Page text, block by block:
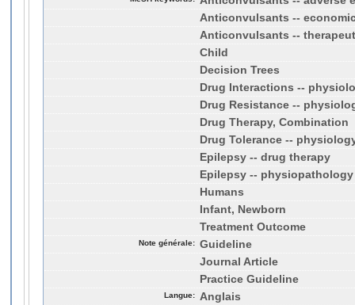
Anticonvulsants --
Anticonvulsants --
Child
Decision Trees
Drug Interactions --
Drug Resistance --
Drug Therapy, Combination
Drug Tolerance --
Epilepsy -- drug therapy
Epilepsy -- physiopathology
Humans
Infant, Newborn
Treatment Outcome
Note générale: Guideline
Journal Article
Practice Guideline
Langue: Anglais